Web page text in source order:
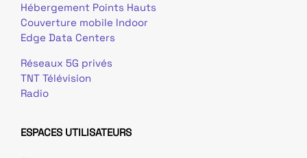
Hébergement Points Hauts
Couverture mobile Indoor
Edge Data Centers
Réseaux 5G privés
TNT Télévision
Radio
ESPACES UTILISATEURS